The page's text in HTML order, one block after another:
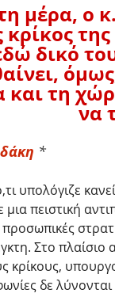
μέρα, ο
δικό
και τη
να
*
υπολόγιζε
μια πειστική
Στο
κρίκους,
δε